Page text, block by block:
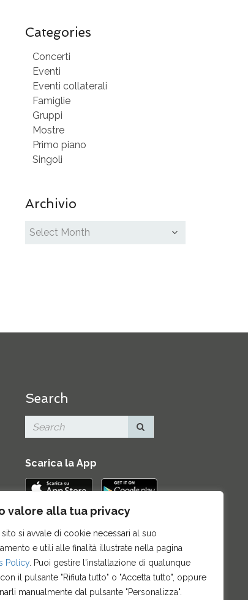
valore alla tua privacy
sito si avvale di cookie necessari al suo
e utili alle finalità illustrate nella pagina
Policy. Puoi gestire l'installazione di qualunque
il pulsante "Rifiuta tutto" o "Accetta tutto", oppure
manualmente dal pulsante "Personalizza".
Categories
Concerti
Eventi
Eventi collaterali
Famiglie
Gruppi
Mostre
Primo piano
Singoli
Archivio
Search
Scarica la App
sito|Credits|Privacy e note legali
Archivio News|Cookie policy